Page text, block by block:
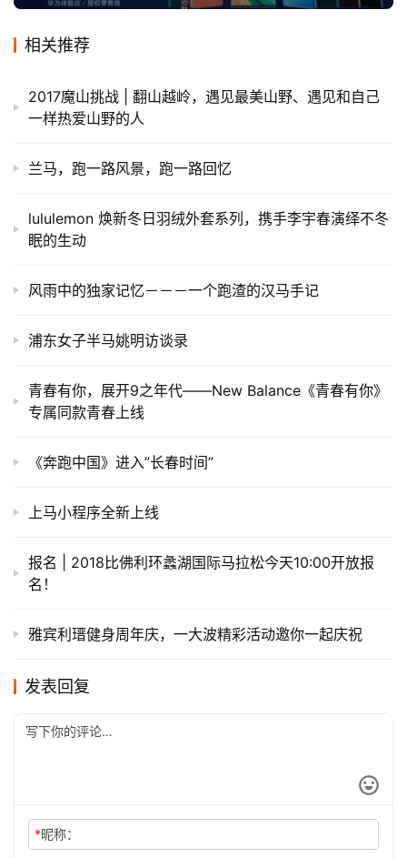
相关推荐
2017魔山挑战 | 翻山越岭，遇见最美山野、遇见和自己
一样热爱山野的人
兰马，跑一路风景，跑一路回忆
lululemon 焕新冬日羽绒外套系列，携手李宇春演绎不冬
眠的生动
风雨中的独家记忆－－－一个跑渣的汉马手记
浦东女子半马姚明访谈录
青春有你，展开9之年代——New Balance《青春有你》
专属同款青春上线
《奔跑中国》进入”长春时间”
上马小程序全新上线
报名 | 2018比佛利环蠡湖国际马拉松今天10:00开放报
名！
雅宾利瑨健身周年庆，一大波精彩活动邀你一起庆祝
发表回复
*昵称：